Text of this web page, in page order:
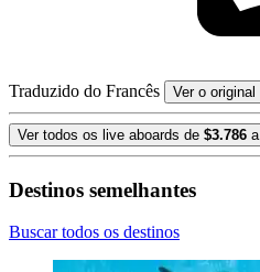
Traduzido do Francês Ver o original
Ver todos os live aboards de $3.786 a
Destinos semelhantes
Buscar todos os destinos